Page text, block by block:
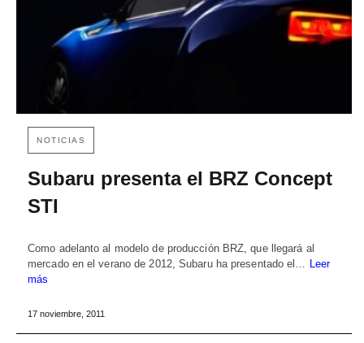
NOTICIAS
Subaru presenta el BRZ Concept
STI
Como adelanto al modelo de producción BRZ, que llegará al
mercado en el verano de 2012, Subaru ha presentado el…
Leer
más
17 noviembre, 2011